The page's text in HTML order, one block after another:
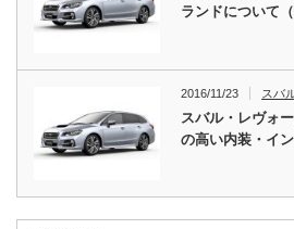
ランドについて
2016/11/23 スバ
スバル・レヴォ
の高い内装・イ